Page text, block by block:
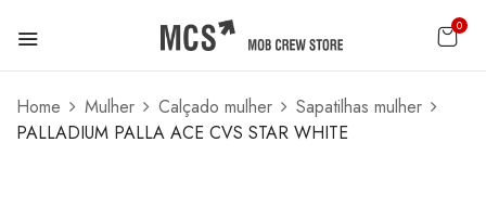
0
Home Mulher Calçado mulher
Sapatilhas mulher
PALLADIUM PALLA ACE CVS STAR WHITE